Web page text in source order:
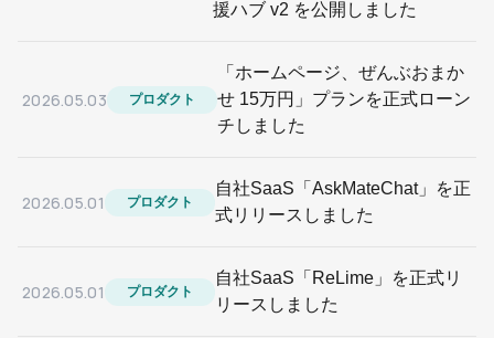
援ハブ v2 を公開しました
2026.05.03 プロダクト
「ホームページ、ぜんぶおまか
せ 15万円」プランを正式ローン
チしました
2026.05.01 プロダクト
自社SaaS「AskMateChat」を正
式リリースしました
2026.05.01 プロダクト
自社SaaS「ReLime」を正式リ
リースしました